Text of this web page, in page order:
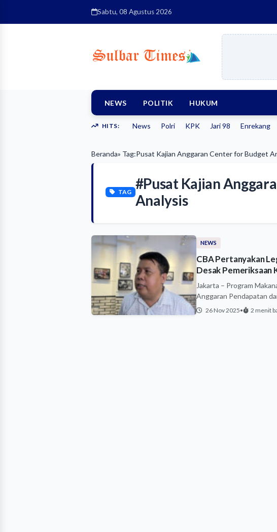
Sabtu, 08 Agustus 2026
NEWS POLITIK HUKUM
HITS: News Polri KPK Jari 98 Enrekang
Beranda» Tag:Pusat Kajian Anggaran Center for Budget
TAG #Pusat Kajian
Analysis
NEWS
CBA Pertanyakan
Desak Pemeriksaan
Jakarta – Program
Anggaran Pendapatan
26 Nov 2025• 2 menit